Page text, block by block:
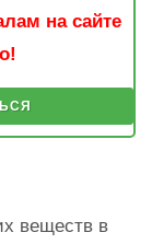
на сайте
веществ в